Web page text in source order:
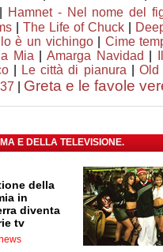
Hamnet - Nel nome del
| The Life of Chuck
è un vichingo| Cime
Mia Amarga Navidad
| Le città di pianura
Old
Greta e le favole
E DELLA TELEVISIONE.
della
in
diventa
tv